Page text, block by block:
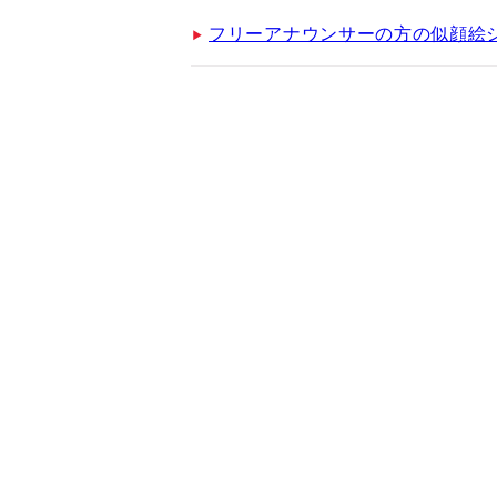
フリーアナウンサーの方の似顔絵